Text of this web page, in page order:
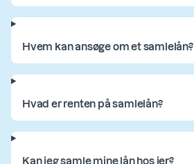
Hvem kan ansøge om et samlelån?
Hvad er renten på samlelån?
Kan jeg samle mine lån hos jer?